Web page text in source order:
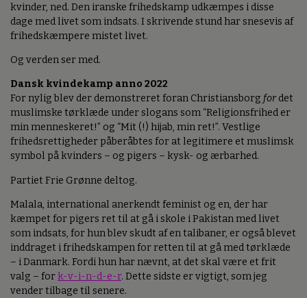
kvinder, ned. Den iranske frihedskamp udkæmpes i disse
dage med livet som indsats. I skrivende stund har snesevis af
frihedskæmpere mistet livet.
Og verden ser med.
Dansk kvindekamp anno 2022
For nylig blev der demonstreret foran Christiansborg fordet
muslimske tørklæde under slogans som “Religionsfrihed er
min menneskeret!” og “Mit (!) hijab, min ret!”. Vestlige
frihedsrettigheder påberåbtes for at legitimere et muslimsk
symbol på kvinders – og pigers – kysk- og ærbarhed.
Partiet Frie Grønne deltog.
Malala, international anerkendt feminist og en, der har
kæmpet for pigers ret til at gå i skole i Pakistan med livet
som indsats, for hun blev skudt af en talibaner, er også blevet
inddraget i frihedskampen for retten til at gå med tørklæde
– i Danmark. Fordi hun har nævnt, at det skal være et frit
valg – fork-v-i-n-d-e-r. Dette sidste er vigtigt, som jeg
vender tilbage til senere.